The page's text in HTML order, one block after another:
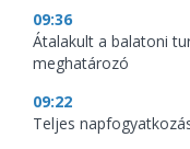
09:36
Átalakult a balatoni
meghatározó
09:22
Teljes